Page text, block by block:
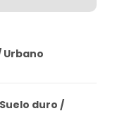
Urbano
duro /